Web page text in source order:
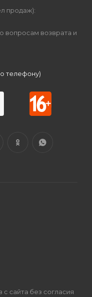
продаж):
вопросам возврата и
телефону)
сайта без согласия